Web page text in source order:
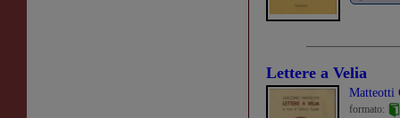
Lettere a Velia
Matteotti
formato: